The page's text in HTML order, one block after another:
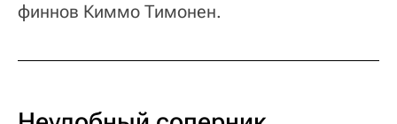
финнов Киммо Тимонен.